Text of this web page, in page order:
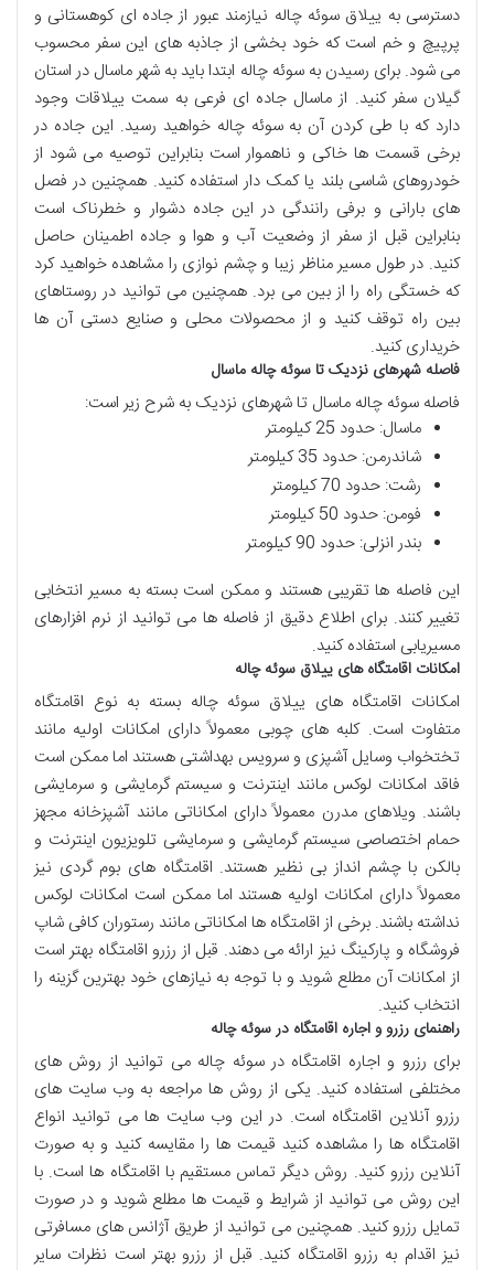
دسترسی به ییلاق سوئه چاله نیازمند عبور از جاده ای کوهستانی و
پرپیچ و خم است که خود بخشی از جاذبه های این سفر محسوب
می شود. برای رسیدن به سوئه چاله ابتدا باید به شهر ماسال در استان
گیلان سفر کنید. از ماسال جاده ای فرعی به سمت ییلاقات وجود
دارد که با طی کردن آن به سوئه چاله خواهید رسید. این جاده در
برخی قسمت ها خاکی و ناهموار است بنابراین توصیه می شود از
خودروهای شاسی بلند یا کمک دار استفاده کنید. همچنین در فصل
های بارانی و برفی رانندگی در این جاده دشوار و خطرناک است
بنابراین قبل از سفر از وضعیت آب و هوا و جاده اطمینان حاصل
کنید. در طول مسیر مناظر زیبا و چشم نوازی را مشاهده خواهید کرد
که خستگی راه را از بین می برد. همچنین می توانید در روستاهای
بین راه توقف کنید و از محصولات محلی و صنایع دستی آن ها
خریداری کنید.
فاصله شهرهای نزدیک تا سوئه چاله ماسال
فاصله سوئه چاله ماسال تا شهرهای نزدیک به شرح زیر است:
ماسال: حدود 25 کیلومتر
شاندرمن: حدود 35 کیلومتر
رشت: حدود 70 کیلومتر
فومن: حدود 50 کیلومتر
بندر انزلی: حدود 90 کیلومتر
این فاصله ها تقریبی هستند و ممکن است بسته به مسیر انتخابی
تغییر کنند. برای اطلاع دقیق از فاصله ها می توانید از نرم افزارهای
مسیریابی استفاده کنید.
امکانات اقامتگاه های ییلاق سوئه چاله
امکانات اقامتگاه های ییلاق سوئه چاله بسته به نوع اقامتگاه
متفاوت است. کلبه های چوبی معمولاً دارای امکانات اولیه مانند
تختخواب وسایل آشپزی و سرویس بهداشتی هستند اما ممکن است
فاقد امکانات لوکس مانند اینترنت و سیستم گرمایشی و سرمایشی
باشند. ویلاهای مدرن معمولاً دارای امکاناتی مانند آشپزخانه مجهز
حمام اختصاصی سیستم گرمایشی و سرمایشی تلویزیون اینترنت و
بالکن با چشم انداز بی نظیر هستند. اقامتگاه های بوم گردی نیز
معمولاً دارای امکانات اولیه هستند اما ممکن است امکانات لوکس
نداشته باشند. برخی از اقامتگاه ها امکاناتی مانند رستوران کافی شاپ
فروشگاه و پارکینگ نیز ارائه می دهند. قبل از رزرو اقامتگاه بهتر است
از امکانات آن مطلع شوید و با توجه به نیازهای خود بهترین گزینه را
انتخاب کنید.
راهنمای رزرو و اجاره اقامتگاه در سوئه چاله
برای رزرو و اجاره اقامتگاه در سوئه چاله می توانید از روش های
مختلفی استفاده کنید. یکی از روش ها مراجعه به وب سایت های
رزرو آنلاین اقامتگاه است. در این وب سایت ها می توانید انواع
اقامتگاه ها را مشاهده کنید قیمت ها را مقایسه کنید و به صورت
آنلاین رزرو کنید. روش دیگر تماس مستقیم با اقامتگاه ها است. با
این روش می توانید از شرایط و قیمت ها مطلع شوید و در صورت
تمایل رزرو کنید. همچنین می توانید از طریق آژانس های مسافرتی
نیز اقدام به رزرو اقامتگاه کنید. قبل از رزرو بهتر است نظرات سایر